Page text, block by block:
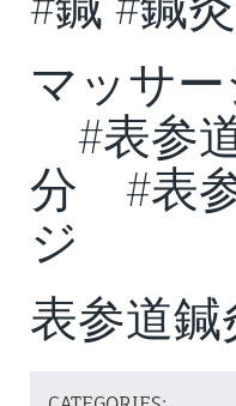
マッサ
#表参
分 #表
ジ
表参道鍼